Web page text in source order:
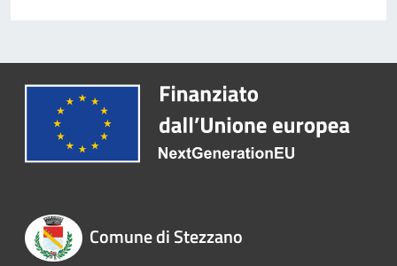
Comune di Stezzano